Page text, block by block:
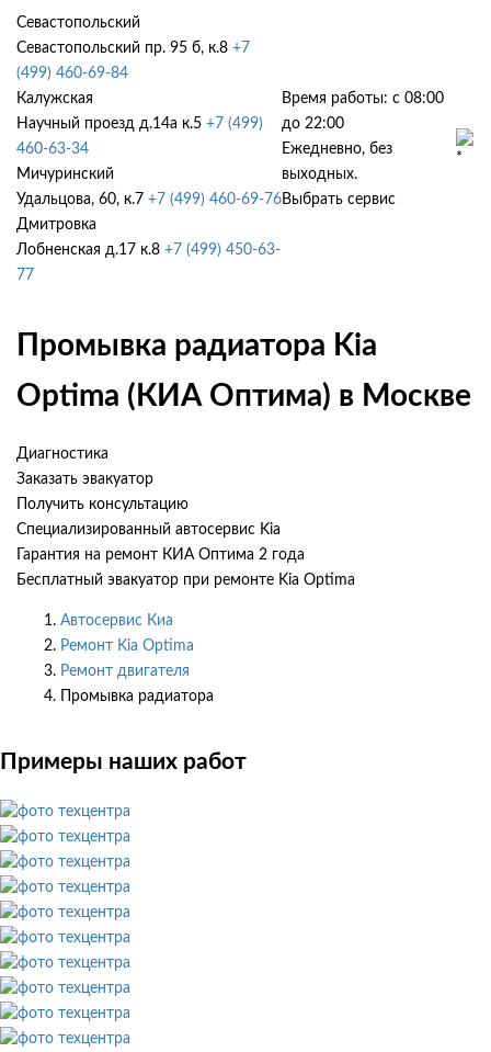
Севастопольский
Севастопольский пр. 95 б, к.8 +7
(499) 460-69-84
Калужская
Научный проезд д.14а к.5 +7 (499)
460-63-34
Мичуринский
Удальцова, 60, к.7 +7 (499) 460-69-76
Дмитровка
Лобненская д.17 к.8 +7 (499) 450-63-
77
Время работы: с 08:00
до 22:00
Ежедневно, без
выходных.
Выбрать сервис
Промывка радиатора Kia
Optima (КИА Оптима) в Москве
Диагностика
Заказать эвакуатор
Получить консультацию
Специализированный автосервис Kia
Гарантия на ремонт КИА Оптима 2 года
Бесплатный эвакуатор при ремонте Kia Optima
Автосервис Киа
Ремонт Kia Optima
Ремонт двигателя
Промывка радиатора
Примеры наших работ